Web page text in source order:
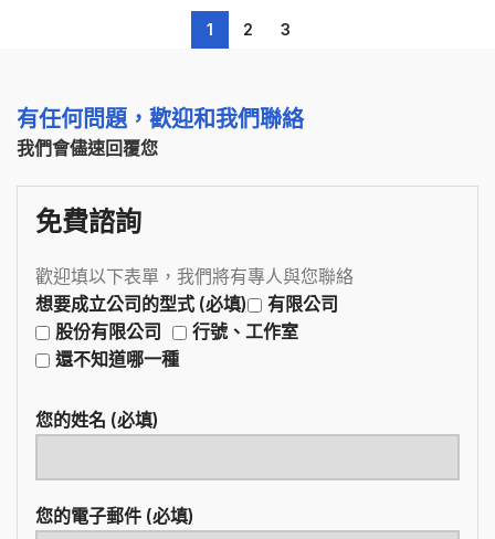
1 2 3
有任何問題，歡迎和我們聯絡
我們會儘速回覆您
免費諮詢
歡迎填以下表單，我們將有專人與您聯絡
想要成立公司的型式 (必填)
有限公司
股份有限公司
行號、工作室
還不知道哪一種
您的姓名 (必填)
您的電子郵件 (必填)